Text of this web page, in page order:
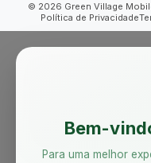
© 2026 Green Village
Política de Privacidade
Bem-
Para uma melhor